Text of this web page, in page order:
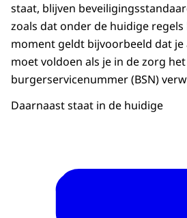
staat, blijven
zoals dat onder de huidige
moment geldt bijvoorbeeld dat je
moet voldoen als je in de zorg het
burgerservicenummer (BSN)
Daarnaast staat in de huidige